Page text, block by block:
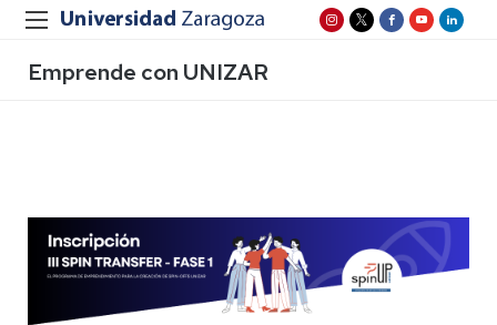
Emprende con UNIZAR